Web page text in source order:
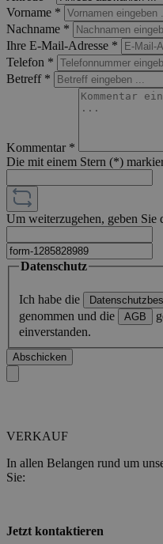
Vorname *
Nachname *
Ihre E-Mail-Adresse *
Telefon *
Betreff *
Kommentar *
Die mit einem Stern (*)
Um weiterzugehen, geben Sie
Datenschutz
Ich habe die
genommen und die
AGB
einverstanden.
Abschicken
VERKAUF
In allen Belangen rund um
Sie:
Jetzt kontaktieren